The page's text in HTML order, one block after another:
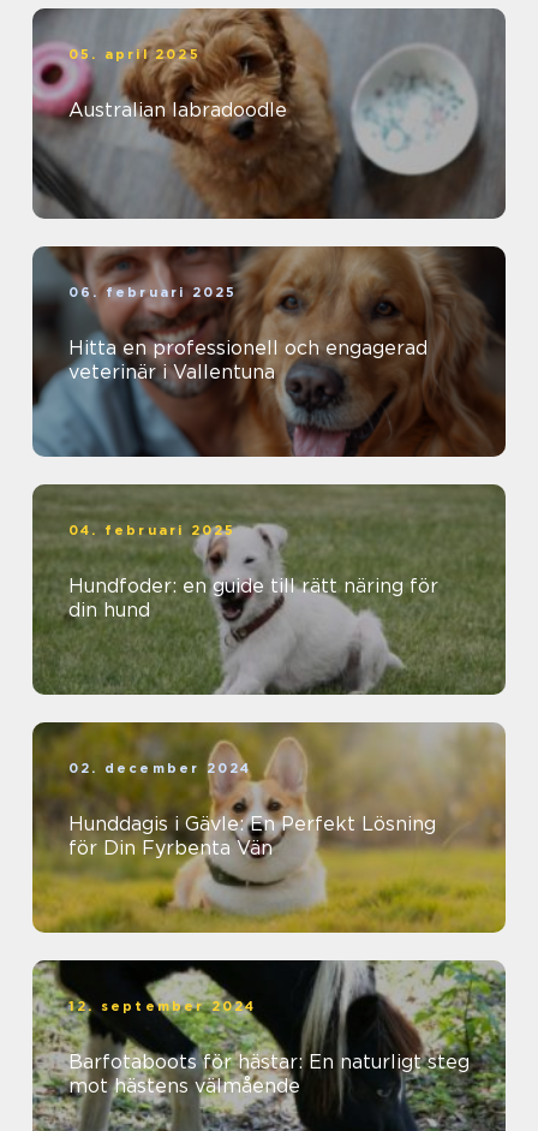
05. april 2025
Australian labradoodle
06. februari 2025
Hitta en professionell och engagerad
veterinär i Vallentuna
04. februari 2025
Hundfoder: en guide till rätt näring för
din hund
02. december 2024
Hunddagis i Gävle: En Perfekt Lösning
för Din Fyrbenta Vän
12. september 2024
Barfotaboots för hästar: En naturligt steg
mot hästens välmående